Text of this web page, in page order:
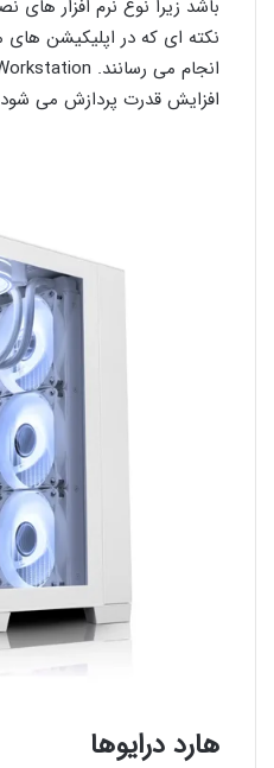
باشد زیرا نوع نرم افزار
نکته ای که در اپلیکیشن
افزایش قدرت پردازش می
هارد درایوها